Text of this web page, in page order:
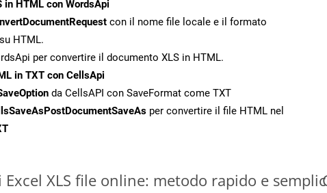
in HTML con WordsApi
con il nome file locale e il formato
HTML.
per convertire il documento XLS in HTML.
in TXT con CellsApi
da CellsAPI con SaveFormat come TXT
per convertire il file HTML nel
Excel XLS file online: metodo rapido e